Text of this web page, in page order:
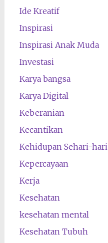
Ide Kreatif
Inspirasi
Inspirasi Anak Muda
Investasi
Karya bangsa
Karya Digital
Keberanian
Kecantikan
Kehidupan Sehari-hari
Kepercayaan
Kerja
Kesehatan
kesehatan mental
Kesehatan Tubuh